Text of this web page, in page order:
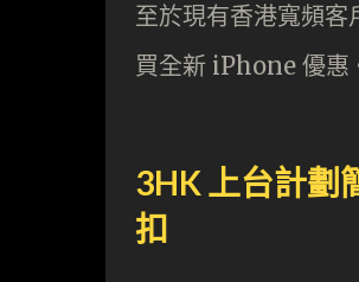
至於現有香港寬頻
買全新 iPhone 優惠
3HK 上台計劃
扣